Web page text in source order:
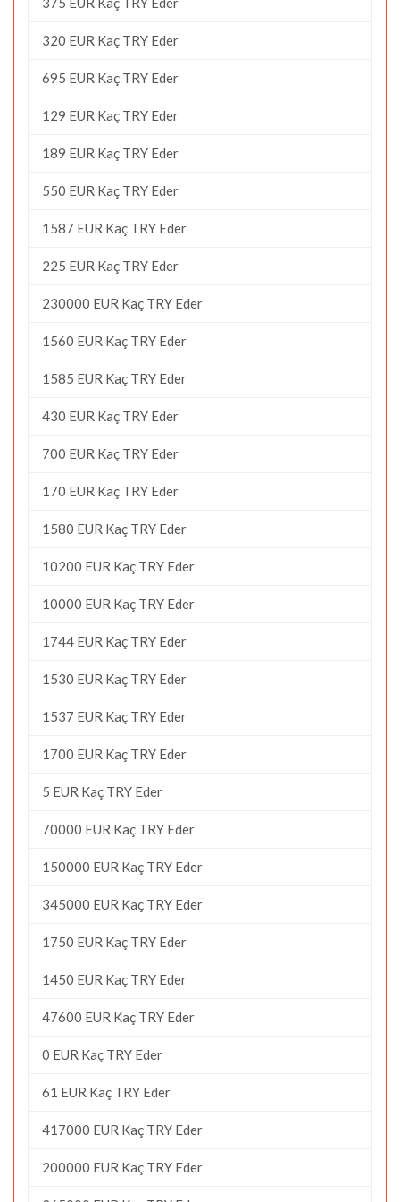
320 EUR Kaç TRY Eder
695 EUR Kaç TRY Eder
129 EUR Kaç TRY Eder
189 EUR Kaç TRY Eder
550 EUR Kaç TRY Eder
1587 EUR Kaç TRY Eder
225 EUR Kaç TRY Eder
230000 EUR Kaç TRY Eder
1560 EUR Kaç TRY Eder
1585 EUR Kaç TRY Eder
430 EUR Kaç TRY Eder
700 EUR Kaç TRY Eder
170 EUR Kaç TRY Eder
1580 EUR Kaç TRY Eder
10200 EUR Kaç TRY Eder
10000 EUR Kaç TRY Eder
1744 EUR Kaç TRY Eder
1530 EUR Kaç TRY Eder
1537 EUR Kaç TRY Eder
1700 EUR Kaç TRY Eder
5 EUR Kaç TRY Eder
70000 EUR Kaç TRY Eder
150000 EUR Kaç TRY Eder
345000 EUR Kaç TRY Eder
1750 EUR Kaç TRY Eder
1450 EUR Kaç TRY Eder
47600 EUR Kaç TRY Eder
0 EUR Kaç TRY Eder
61 EUR Kaç TRY Eder
417000 EUR Kaç TRY Eder
200000 EUR Kaç TRY Eder